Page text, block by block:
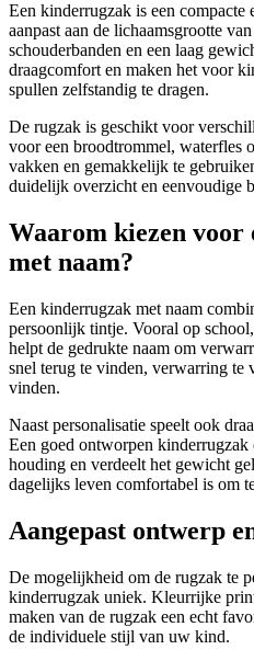
Een kinderrugzak is een compacte
aanpast aan de lichaamsgrootte
schouderbanden en een laag
draagcomfort en maken het voor
spullen zelfstandig te dragen.
De rugzak is geschikt voor
voor een broodtrommel, waterfles
vakken en gemakkelijk te
duidelijk overzicht en eenvoudige
Waarom kiezen
met naam?
Een kinderrugzak met naam
persoonlijk tintje. Vooral op
helpt de gedrukte naam om
snel terug te vinden, verwarring te
vinden.
Naast personalisatie speelt ook
Een goed ontworpen kinderrugzak
houding en verdeelt het gewicht
dagelijks leven comfortabel is om
Aangepast ontwerp
De mogelijkheid om de rugzak te
kinderrugzak uniek. Kleurrijke
maken van de rugzak een echt
de individuele stijl van uw kind.